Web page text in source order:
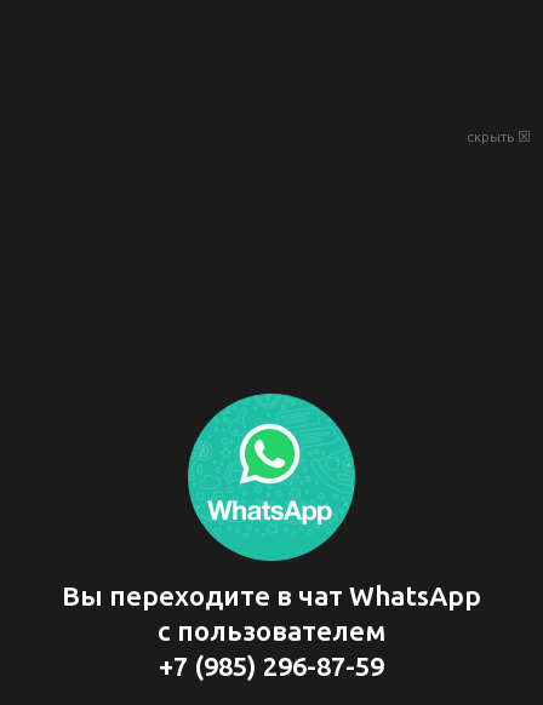
скрыть ☒
Вы переходите в чат WhatsApp
с пользователем
+7 (985) 296-87-59